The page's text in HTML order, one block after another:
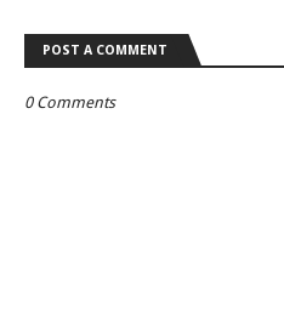
POST A COMMENT
0 Comments